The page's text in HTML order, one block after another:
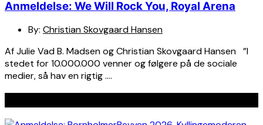
Anmeldelse: We Will Rock You, Royal Arena
By: Christian Skovgaard Hansen
Af Julie Vad B. Madsen og Christian Skovgaard Hansen ”I
stedet for 10.000.000 venner og følgere på de sociale
medier, så hav en rigtig ….